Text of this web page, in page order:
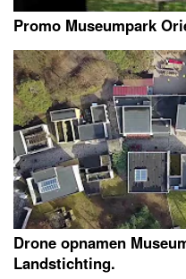
Promo Museumpark
Drone opnamen
Landstichting.